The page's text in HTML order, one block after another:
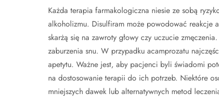
Każda terapia farmakologiczna niesie ze sobą
alkoholizmu. Disulfiram może powodować reakcje
skarżą się na zawroty głowy czy uczucie
zaburzenia snu. W przypadku acamprozatu
apetytu. Ważne jest, aby pacjenci byli świadomi
na dostosowanie terapii do ich potrzeb. Niektóre
mniejszych dawek lub alternatywnych metod